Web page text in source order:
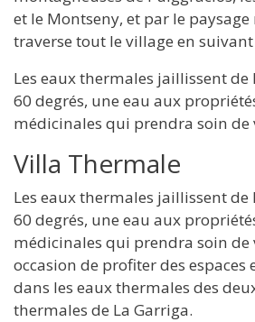
et le Montseny, et par le
traverse tout le village en
Les eaux thermales jaillissent de
60 degrés, une eau aux
médicinales qui prendra soin de
Villa Thermale
Les eaux thermales jaillissent de
60 degrés, une eau aux
médicinales qui prendra soin de
occasion de profiter des espaces
dans les eaux thermales des
thermales de La Garriga.